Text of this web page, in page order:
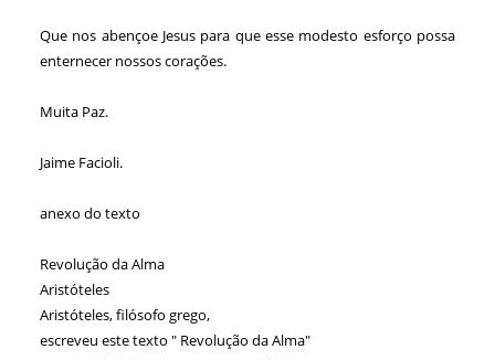
Que nos abençoe Jesus para que esse modesto esforço possa
enternecer nossos corações.
Muita Paz.
Jaime Facioli.
anexo do texto
Revolução da Alma
Aristóteles
Aristóteles, filósofo grego,
escreveu este texto " Revolução da Alma"